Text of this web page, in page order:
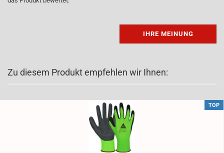
IHRE MEINUNG
Zu diesem Produkt empfehlen wir Ihnen:
TOP